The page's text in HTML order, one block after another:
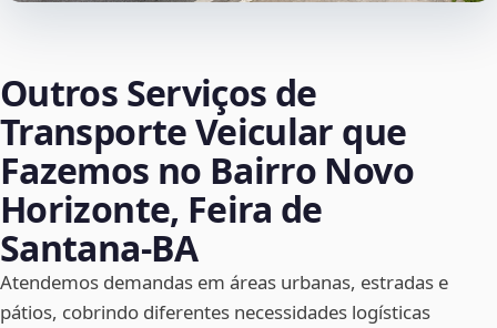
Outros Serviços de
Transporte Veicular que
Fazemos no Bairro Novo
Horizonte, Feira de
Santana‑BA
Atendemos demandas em áreas urbanas, estradas e
pátios, cobrindo diferentes necessidades logísticas